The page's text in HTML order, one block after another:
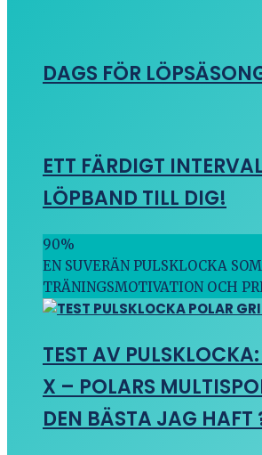
DAGS FÖR
ETT FÄRDIGT
LÖPBAND TILL DIG!
90%
EN SUVERÄN PULSKLOCKA
TRÄNINGSMOTIVATION OCH
TEST AV
X – POLARS
DEN BÄSTA JAG HAFT